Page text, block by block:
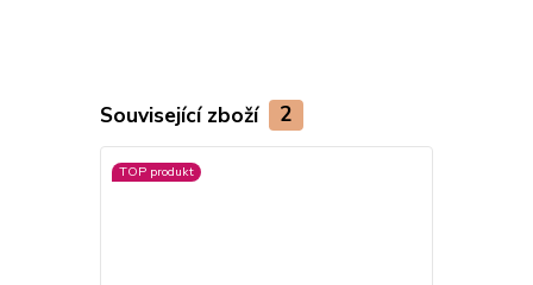
Související zboží 2
TOP produkt